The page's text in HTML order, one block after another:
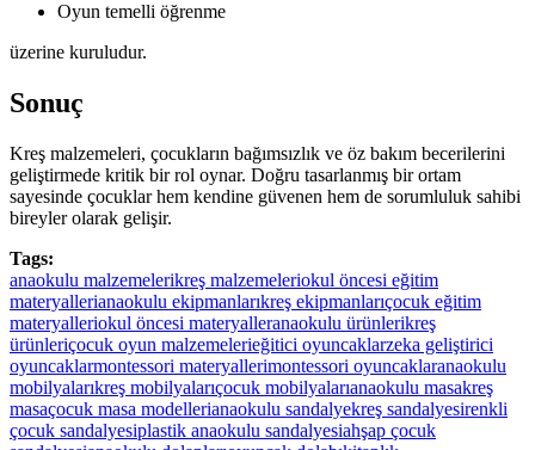
Oyun temelli öğrenme
üzerine kuruludur.
Sonuç
Kreş malzemeleri, çocukların bağımsızlık ve öz bakım becerilerini
geliştirmede kritik bir rol oynar. Doğru tasarlanmış bir ortam
sayesinde çocuklar hem kendine güvenen hem de sorumluluk sahibi
bireyler olarak gelişir.
Tags:
anaokulu malzemelerikreş malzemeleriokul öncesi eğitim
materyallerianaokulu ekipmanlarıkreş ekipmanlarıçocuk eğitim
materyalleriokul öncesi materyalleranaokulu ürünlerikreş
ürünleriçocuk oyun malzemelerieğitici oyuncaklarzeka geliştirici
oyuncaklarmontessori materyallerimontessori oyuncaklaranaokulu
mobilyalarıkreş mobilyalarıçocuk mobilyalarıanaokulu masakreş
masaçocuk masa modellerianaokulu sandalyekreş sandalyesirenkli
çocuk sandalyesiplastik anaokulu sandalyesiahşap çocuk